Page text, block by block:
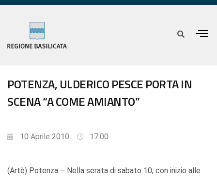
POTENZA, ULDERICO PESCE PORTA IN
SCENA “A COME AMIANTO”
10 Aprile 2010 17:00
(Artè) Potenza – Nella serata di sabato 10, con inizio alle